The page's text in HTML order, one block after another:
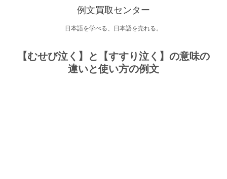
例文買取センター
日本語を学べる、日本語を売れる。
【むせび泣く】と【すすり泣く】の意味の
違いと使い方の例文